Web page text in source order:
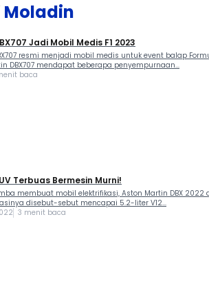
Moladin
Jadi Mobil Medis F1 2023
resmi menjadi mobil medis untuk event balap
DBX707 mendapat beberapa penyempurnaan...
baca
Terbuas Bermesin Murni!
membuat mobil elektrifikasi, Aston Martin DBX
disebut-sebut mencapai 5.2-liter V12...
3 menit baca